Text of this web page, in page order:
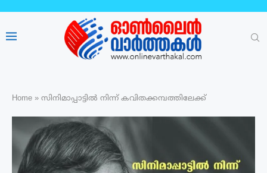
Home » സിനിമാപ്പാട്ടിൽ നിന്ന് കവിതക്കമ്പത്തിലേക്ക്